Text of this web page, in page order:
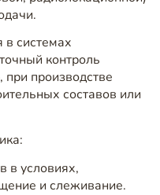
в системах
контроль
производстве
составов или
в условиях,
и слеживание.